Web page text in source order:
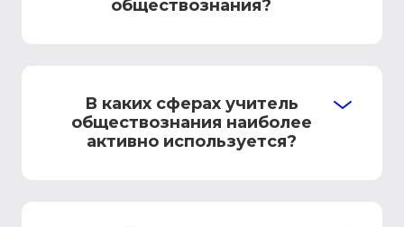
обществознания?
В каких сферах учитель
обществознания наиболее
активно используется?